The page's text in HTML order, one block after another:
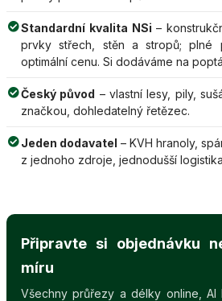
Standardní kvalita NSi –
prvky střech, stěn a stropů; plné
optimální cenu. Si dodáváme na
Český původ – vlastní lesy, pily,
značkou, dohledatelný řetězec.
Jeden dodavatel – KVH hranoly,
z jednoho zdroje, jednodušší
Připravte si objednávku
míru
Všechny průřezy a délky online, AI